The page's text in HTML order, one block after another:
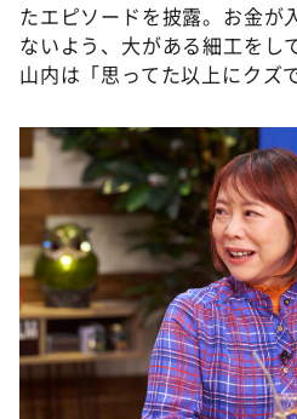
たエピソードを披露。お金が
ないよう、大がある細工をし
山内は「思ってた以上にクズ